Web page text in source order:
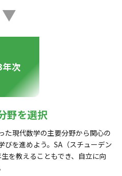
年次
野を選択
た現代数学の主要分野から関心の
びを進めよう。SA（スチューデン
を教えることもでき、自立に向